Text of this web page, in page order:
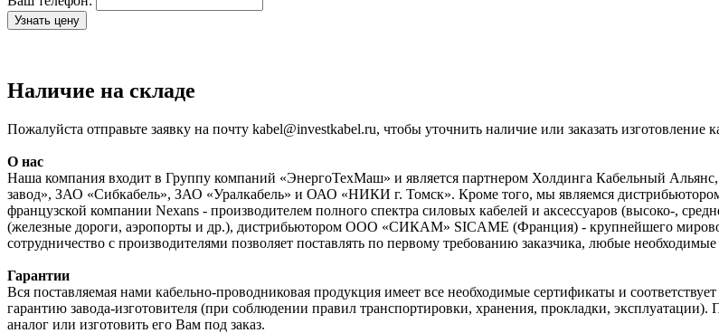
Наличие на складе
Пожалуйста отправьте заявку на почту kabel@investkabel.ru, чтобы уточнить наличие или заказать изготовление
О нас
Наша компания входит в Группу компаний «ЭнергоТехМаш» и является партнером Холдинга Кабельный
завод», ЗАО «Сибкабель», ЗАО «Уралкабель» и ОАО «НИКИ г. Томск». Кроме того, мы являемся
французской компании Nexans - производителем полного спектра силовых кабелей и аксессуаров (высоко-,
(железные дороги, аэропорты и др.), дистрибьютором ООО «СИКАМ» SICAME (Франция) - крупнейшего
сотрудничество с производителями позволяет поставлять по первому требованию заказчика, любые
Гарантии
Вся поставляемая нами кабельно-проводниковая продукция имеет все необходимые сертификаты и
гарантию завода-изготовителя (при соблюдении правил транспортировки, хранения, прокладки,
аналог или изготовить его Вам под заказ.